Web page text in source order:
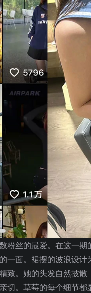
粉丝的最爱。在这一
一面。裙摆的波浪设
致。她的头发自然披
切。草莓的每个细节